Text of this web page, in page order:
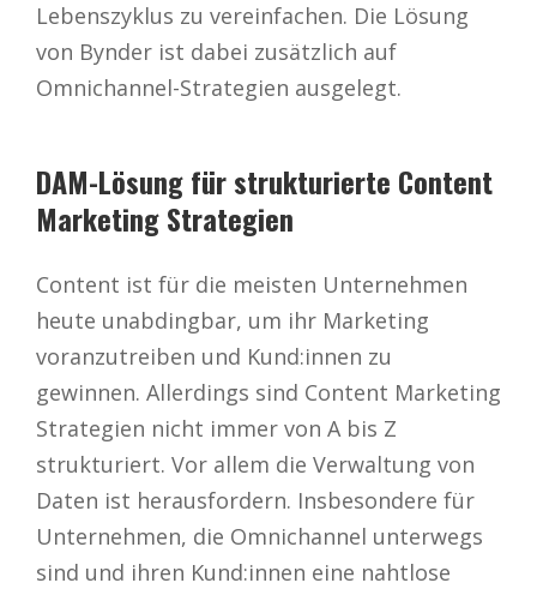
Lebenszyklus zu vereinfachen. Die Lösung
von Bynder ist dabei zusätzlich auf
Omnichannel-Strategien ausgelegt.
DAM-Lösung für strukturierte Content
Marketing Strategien
Content ist für die meisten Unternehmen
heute unabdingbar, um ihr Marketing
voranzutreiben und Kund:innen zu
gewinnen. Allerdings sind Content Marketing
Strategien nicht immer von A bis Z
strukturiert. Vor allem die Verwaltung von
Daten ist herausfordern. Insbesondere für
Unternehmen, die Omnichannel unterwegs
sind und ihren Kund:innen eine nahtlose